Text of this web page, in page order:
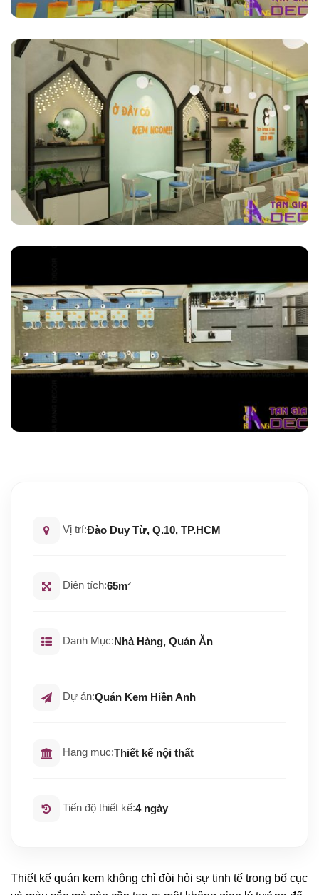
Vị trí:Đào Duy Từ, Q.10, TP.HCM
Diện tích:65m²
Danh Mục:Nhà Hàng, Quán Ăn
Dự án:Quán Kem Hiền Anh
Hạng mục:Thiết kế nội thất
Tiến độ thiết kế:4 ngày
Thiết kế quán kem không chỉ đòi hỏi sự tinh tế trong bố cục